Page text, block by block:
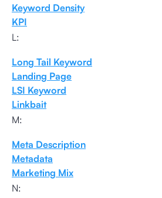
Keyword Density
KPI
L:
Long Tail Keyword
Landing Page
LSI Keyword
Linkbait
M:
Meta Description
Metadata
Marketing Mix
N: